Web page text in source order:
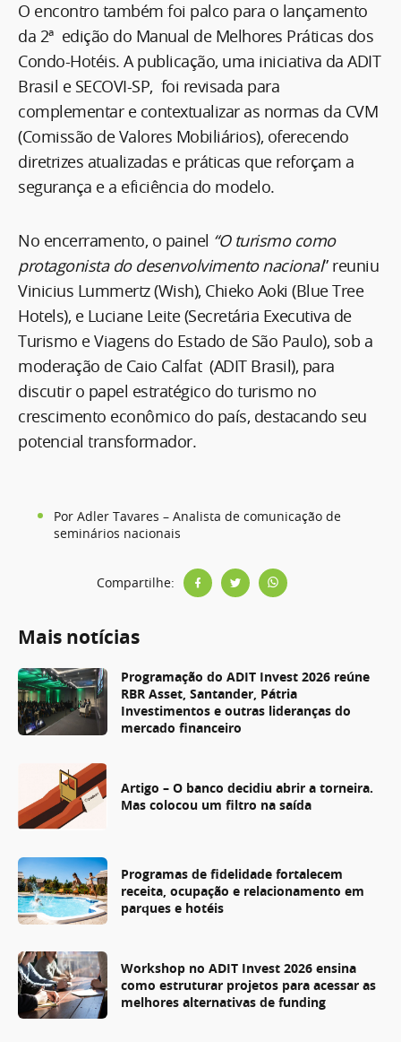
O encontro também foi palco para o lançamento
da 2ª edição do Manual de Melhores Práticas dos
Condo-Hotéis. A publicação, uma iniciativa da ADIT
Brasil e SECOVI-SP, foi revisada para
complementar e contextualizar as normas da CVM
(Comissão de Valores Mobiliários), oferecendo
diretrizes atualizadas e práticas que reforçam a
segurança e a eficiência do modelo.
No encerramento, o painel “O turismo como
protagonista do desenvolvimento nacional” reuniu
Vinicius Lummertz (Wish), Chieko Aoki (Blue Tree
Hotels), e Luciane Leite (Secretária Executiva de
Turismo e Viagens do Estado de São Paulo), sob a
moderação de Caio Calfat (ADIT Brasil), para
discutir o papel estratégico do turismo no
crescimento econômico do país, destacando seu
potencial transformador.
Por Adler Tavares – Analista de comunicação de
seminários nacionais
Compartilhe:
Mais notícias
Programação do ADIT Invest 2026 reúne
RBR Asset, Santander, Pátria
Investimentos e outras lideranças do
mercado financeiro
Artigo – O banco decidiu abrir a torneira.
Mas colocou um filtro na saída
Programas de fidelidade fortalecem
receita, ocupação e relacionamento em
parques e hotéis
Workshop no ADIT Invest 2026 ensina
como estruturar projetos para acessar as
melhores alternativas de funding